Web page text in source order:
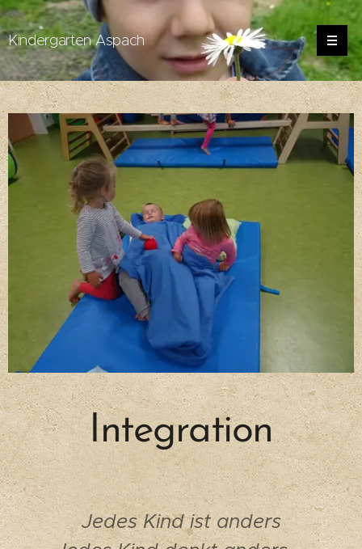
Kindergarten Aspach
Integration
Jedes Kind ist anders